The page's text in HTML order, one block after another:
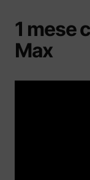
1 mese
Max